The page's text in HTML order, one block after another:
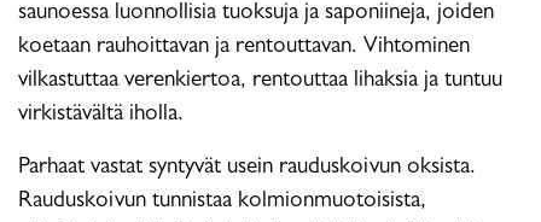
saunoessa luonnollisia tuoksuja ja saponiineja, joiden
koetaan rauhoittavan ja rentouttavan. Vihtominen
vilkastuttaa verenkiertoa, rentouttaa lihaksia ja tuntuu
virkistävältä iholla.
Parhaat vastat syntyvät usein rauduskoivun oksista.
Rauduskoivun tunnistaa kolmionmuotoisista,